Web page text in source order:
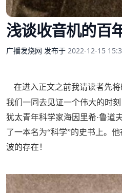
浅谈收音机的百
广播发烧网 发布于 2022-12-15
在进入正文之前我请读者先将
我们一同去见证一个伟大的时
犹太青年科学家海因里希·鲁道
了一本名为“科学”的史书上。
波的存在！